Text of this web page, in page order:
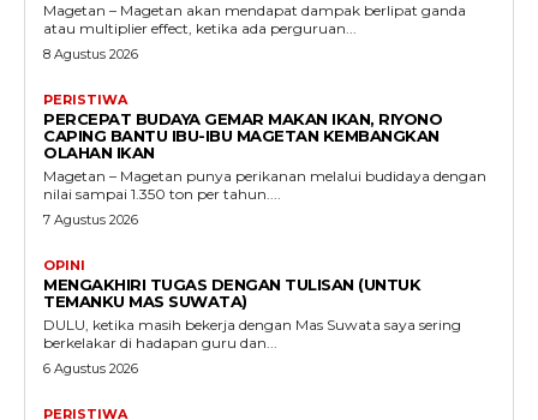
Magetan – Magetan akan mendapat dampak berlipat ganda
atau multiplier effect, ketika ada perguruan...
8 Agustus 2026
PERISTIWA
PERCEPAT BUDAYA GEMAR MAKAN IKAN, RIYONO
CAPING BANTU IBU-IBU MAGETAN KEMBANGKAN
OLAHAN IKAN
Magetan – Magetan punya perikanan melalui budidaya dengan
nilai sampai 1.350 ton per tahun....
7 Agustus 2026
OPINI
MENGAKHIRI TUGAS DENGAN TULISAN (UNTUK
TEMANKU MAS SUWATA)
DULU, ketika masih bekerja dengan Mas Suwata saya sering
berkelakar di hadapan guru dan...
6 Agustus 2026
PERISTIWA